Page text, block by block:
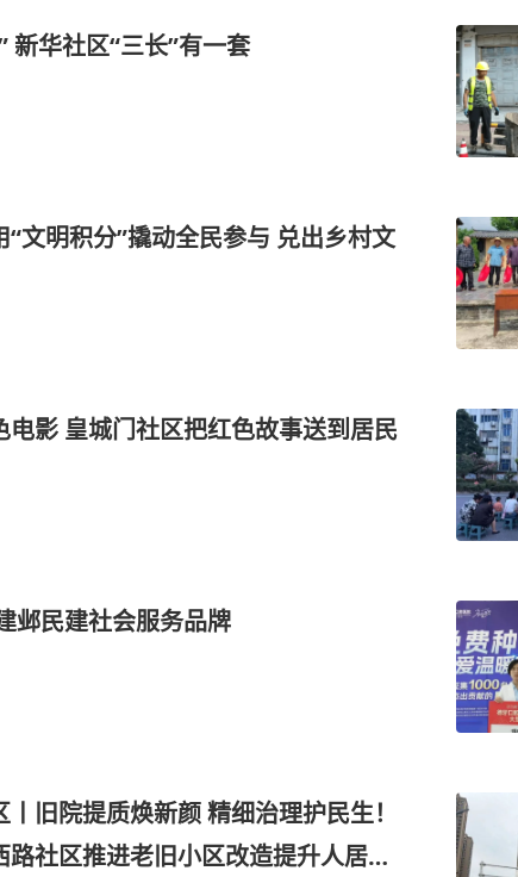
新华社区“三长”有一套
文明积分”撬动全民参与 兑出乡村文
电影 皇城门社区把红色故事送到居民
擦亮建邺民建社会服务品牌
旧院提质焕新颜 精细治理护民生！
路社区推进老旧小区改造提升人居环